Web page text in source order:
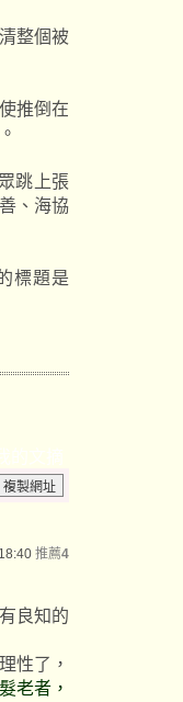
整個被
推倒在
跳上張
、海協
標題是
推薦4
良知的
性了，
老者，